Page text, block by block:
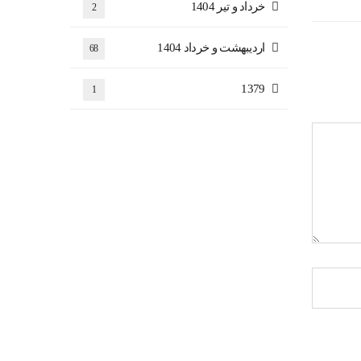
خرداد و تیر 1404 2
اردیبهشت و خرداد 1404 68
1379
1